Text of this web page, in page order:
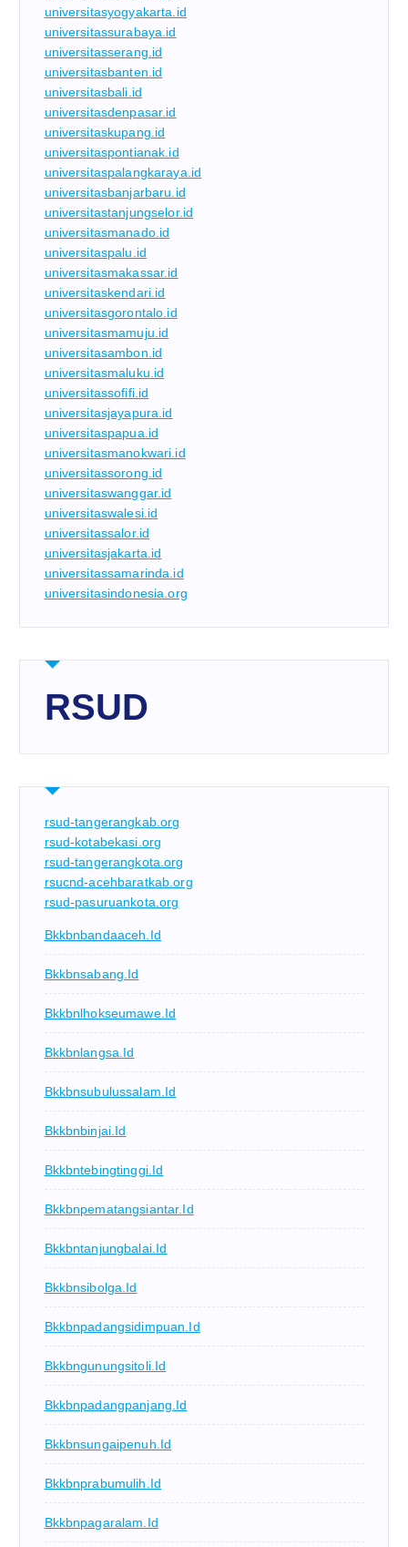
universitasyogyakarta.id
universitassurabaya.id
universitasserang.id
universitasbanten.id
universitasbali.id
universitasdenpasar.id
universitaskupang.id
universitaspontianak.id
universitaspalangkaraya.id
universitasbanjarbaru.id
universitastanjungselor.id
universitasmanado.id
universitaspalu.id
universitasmakassar.id
universitaskendari.id
universitasgorontalo.id
universitasmamuju.id
universitasambon.id
universitasmaluku.id
universitassofifi.id
universitasjayapura.id
universitaspapua.id
universitasmanokwari.id
universitassorong.id
universitaswanggar.id
universitaswalesi.id
universitassalor.id
universitasjakarta.id
universitassamarinda.id
universitasindonesia.org
RSUD
rsud-tangerangkab.org
rsud-kotabekasi.org
rsud-tangerangkota.org
rsucnd-acehbaratkab.org
rsud-pasuruankota.org
Bkkbnbandaaceh.id
Bkkbnsabang.id
Bkkbnlhokseumawe.id
Bkkbnlangsa.id
Bkkbnsubulussalam.id
Bkkbnbinjai.id
Bkkbntebingtinggi.id
Bkkbnpematangsiantar.id
Bkkbntanjungbalai.id
Bkkbnsibolga.id
Bkkbnpadangsidimpuan.id
Bkkbngunungsitoli.id
Bkkbnpadangpanjang.id
Bkkbnsungaipenuh.id
Bkkbnprabumulih.id
Bkkbnpagaralam.id